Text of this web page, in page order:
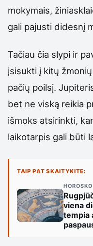
mokymais,
gali pajusti didesnį
Tačiau čia slypi ir
įsisukti į kitų
pačių poilsį.
bet ne viską reikia
išmoks atsirinkti,
laikotarpis gali būti
TAIP PAT SKAITYKITE:
viena
tempia